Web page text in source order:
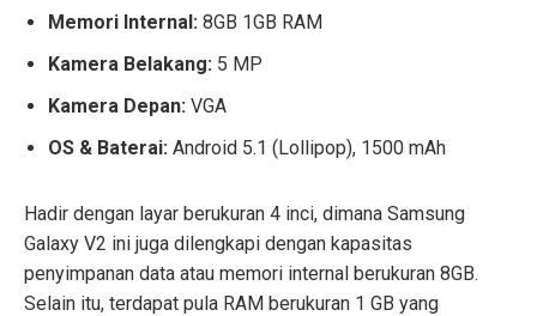
Memori Internal: 8GB 1GB RAM
Kamera Belakang: 5 MP
Kamera Depan: VGA
OS & Baterai: Android 5.1 (Lollipop), 1500 mAh
Hadir dengan layar berukuran 4 inci, dimana Samsung
Galaxy V2 ini juga dilengkapi dengan kapasitas
penyimpanan data atau memori internal berukuran 8GB.
Selain itu, terdapat pula RAM berukuran 1 GB yang